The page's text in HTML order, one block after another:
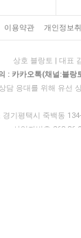
이용약관 개인정보
상호 블랑토 | 대표
: 카카오톡(채널:블랑
담 응대를 위해 유선
경기평택시 죽백동
사업자번호 268-36-